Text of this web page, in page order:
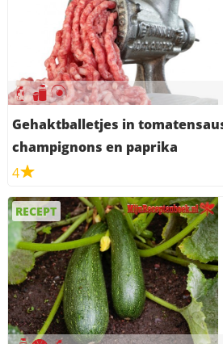
Gehaktballetjes in
champignons en paprika
4
RECEPT